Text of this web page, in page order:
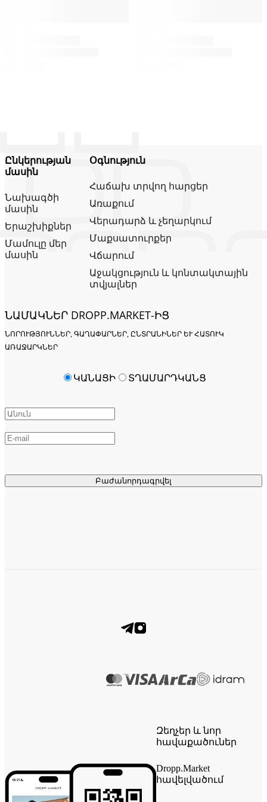
Ընկերության
մասին
Նախագծի
մասին
Երաշխիքներ
Մամուլը մեր
մասին
Օգնություն
Հաճախ տրվող հարցեր
Առաքում
Վերադարձ և չեղարկում
Մաքսատուրքեր
Վճարում
Աջակցություն և կոնտակտային
տվյալներ
ՆԱՄԱԿՆԵՐ DROPP.MARKET-ԻՑ
ՆՈՐՈՒԹՅՈՒՆՆԵՐ, ԳԱՂԱՓԱՐՆԵՐ, ԸՆՏՐԱՆԻՆԵՐ ԵՒ ՀԱՏՈՒԿ Ա
ՌԱՋԱՐԿՆԵՐ
Բաժանորդագրվել
ԿԱՆԱՑԻ ՏՂԱՄԱՐԴԿԱՆՑ
Զեղչեր և նոր
հավաքածուներ
Dropp.Market
հավելվածում